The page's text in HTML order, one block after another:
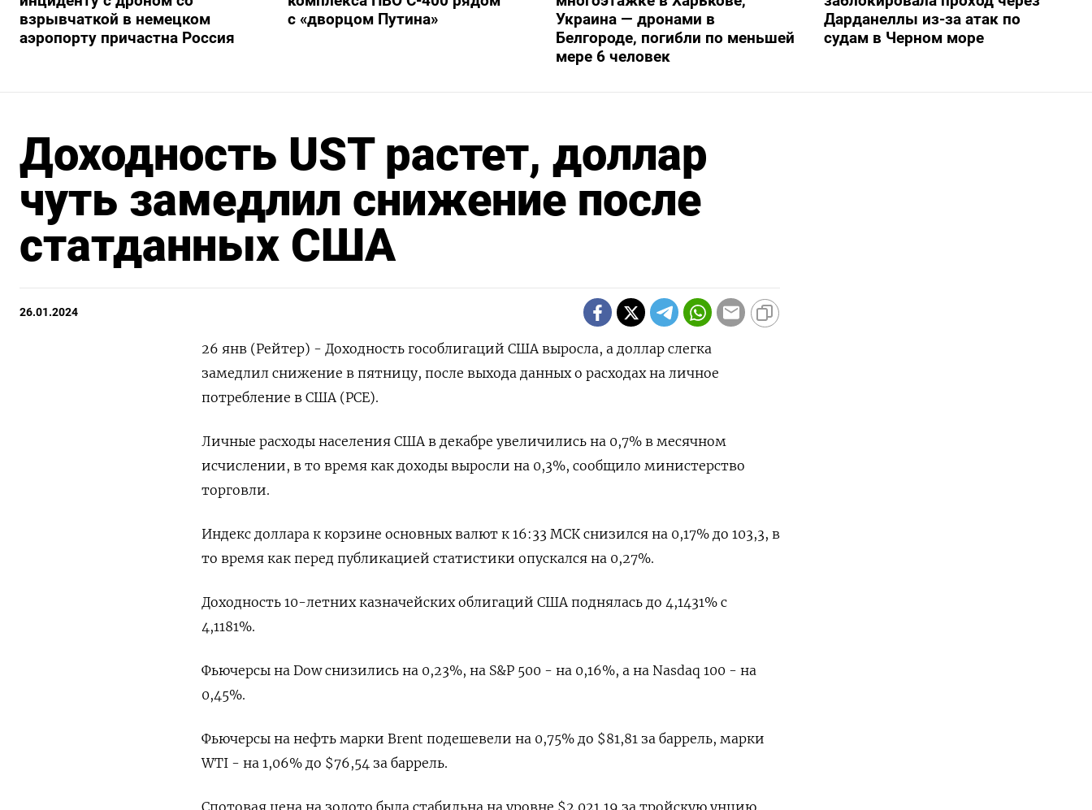
взрывчаткой в немецком
аэропорту причастна Россия
с «дворцом Путина»
Украина — дронами в
Белгороде, погибли по меньшей
мере 6 человек
Дарданеллы из-за атак по
судам в Черном море
Доходность UST растет, доллар
чуть замедлил снижение после
статданных США
26.01.2024
26 янв (Рейтер) - Доходность гособлигаций США выросла, а доллар слегка
замедлил снижение в пятницу, после выхода данных о расходах на личное
потребление в США (PCE).
Личные расходы населения США в декабре увеличились на 0,7% в месячном
исчислении, в то время как доходы выросли на 0,3%, сообщило министерство
торговли.
Индекс доллара к корзине основных валют к 16:33 МСК снизился на 0,17% до 103,3​, в
то время как перед публикацией статистики опускался на 0,27%.
Доходность 10-летних казначейских облигаций США поднялась до 4,1431% с
4,1181%.
Фьючерсы на Dow снизились на 0,23%, на S&P 500 - на 0,16%, а на Nasdaq 100 - на
0,45%.
Фьючерсы на нефть марки Brent подешевели на 0,75% до $81,81 за баррель, марки
WTI - на 1,06% до $76,54 за баррель.